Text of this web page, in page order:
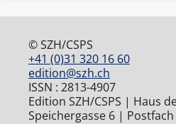
© SZH/CSPS
+41 (0)31 320 16 60
edition@szh.ch
ISSN : 2813-4907
Edition SZH/CSPS | Haus
Speichergasse 6 |